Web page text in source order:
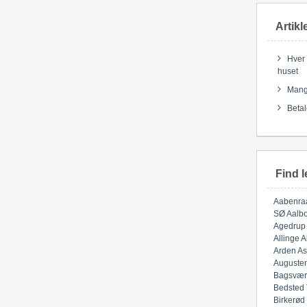
huset
Find
SØ
Agedrup
Allinge
Arden
Bedsted
Birkerød